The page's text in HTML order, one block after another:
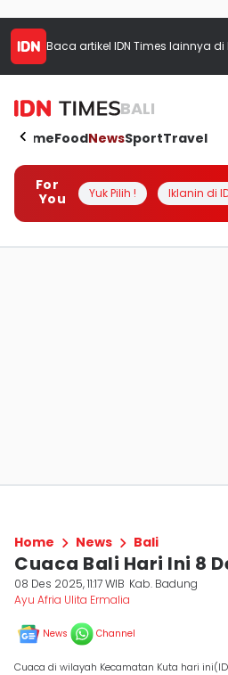
Baca artikel IDN Times lainnya di
BALI
HomeFoodNewsSportTravel
For
You
Yuk Pilih ! Iklanin di
Home News Bali
Cuaca Bali Hari Ini 8
08 Des 2025, 11:17 WIB Kab. Badung
Ayu Afria Ulita Ermalia
News Channel
Cuaca di wilayah Kecamatan Kuta hari